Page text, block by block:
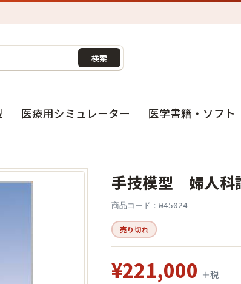
検索
医療用シミュレーター 医学書籍・ソフト
手技模型 婦人科
商品コード：W45024
売り切れ
¥221,000 ＋税